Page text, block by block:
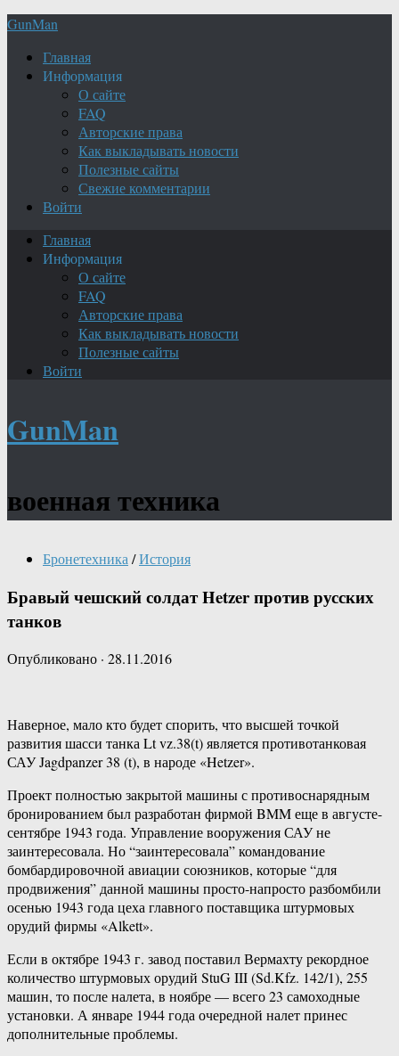
GunMan
Главная
Информация
О сайте
FAQ
Авторские права
Как выкладывать новости
Полезные сайты
Свежие комментарии
Войти
Главная
Информация
О сайте
FAQ
Авторские права
Как выкладывать новости
Полезные сайты
Войти
GunMan
военная техника
Бронетехника /История
Бравый чешский солдат Hetzer против русских
танков
Опубликовано · 28.11.2016
Наверное, мало кто будет спорить, что высшей точкой
развития шасси танка Lt vz.38(t) является противотанковая
САУ Jagdpanzer 38 (t), в народе «Hetzer».
Проект полностью закрытой машины с противоснарядным
бронированием был разработан фирмой BMM еще в августе-
сентябре 1943 года. Управление вооружения САУ не
заинтересовала. Но “заинтересовала” командование
бомбардировочной авиации союзников, которые “для
продвижения” данной машины просто-напросто разбомбили
осенью 1943 года цеха главного поставщика штурмовых
орудий фирмы «Alkett».
Если в октябре 1943 г. завод поставил Вермахту рекордное
количество штурмовых орудий StuG III (Sd.Kfz. 142/1), 255
машин, то после налета, в ноябре — всего 23 самоходные
установки. А январе 1944 года очередной налет принес
дополнительные проблемы.